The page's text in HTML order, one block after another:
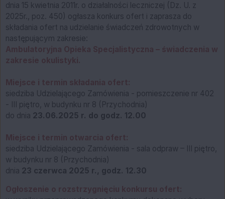
dnia 15 kwietnia 2011r. o działalności leczniczej (Dz. U. z
2025r., poz. 450) ogłasza konkurs ofert i zaprasza do
składania ofert na udzielanie świadczeń zdrowotnych w
następującym zakresie:
siedziba Udzielającego Zamówienia - pomieszczenie nr 402
- III piętro, w budynku nr 8 (Przychodnia)
do dnia 23.06.2025 r. do godz. 12.00
siedziba Udzielającego Zamówienia - sala odpraw – III piętro,
w budynku nr 8 (Przychodnia)
dnia 23 czerwca 2025 r., godz. 12.30